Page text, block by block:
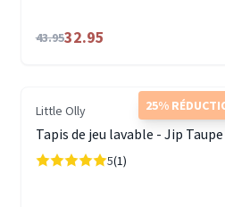
43.9532.95
25%
Little Olly
Tapis de jeu lavable - Jip Taupe
5(1)